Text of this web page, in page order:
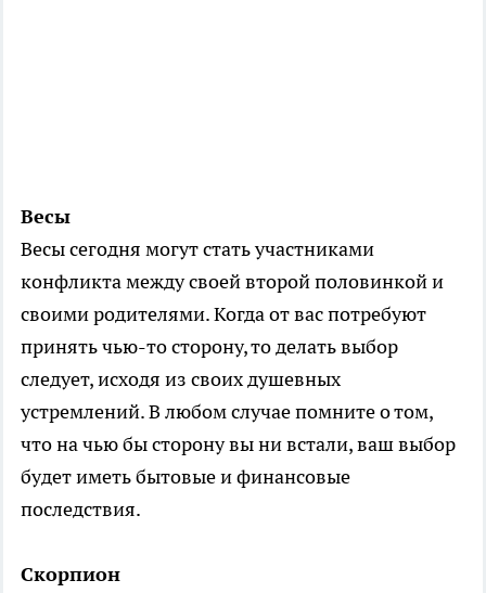
Весы
Весы сегодня могут стать участниками
конфликта между своей второй половинкой и
своими родителями. Когда от вас потребуют
принять чью-то сторону, то делать выбор
следует, исходя из своих душевных
устремлений. В любом случае помните о том,
что на чью бы сторону вы ни встали, ваш выбор
будет иметь бытовые и финансовые
последствия.
Скорпион